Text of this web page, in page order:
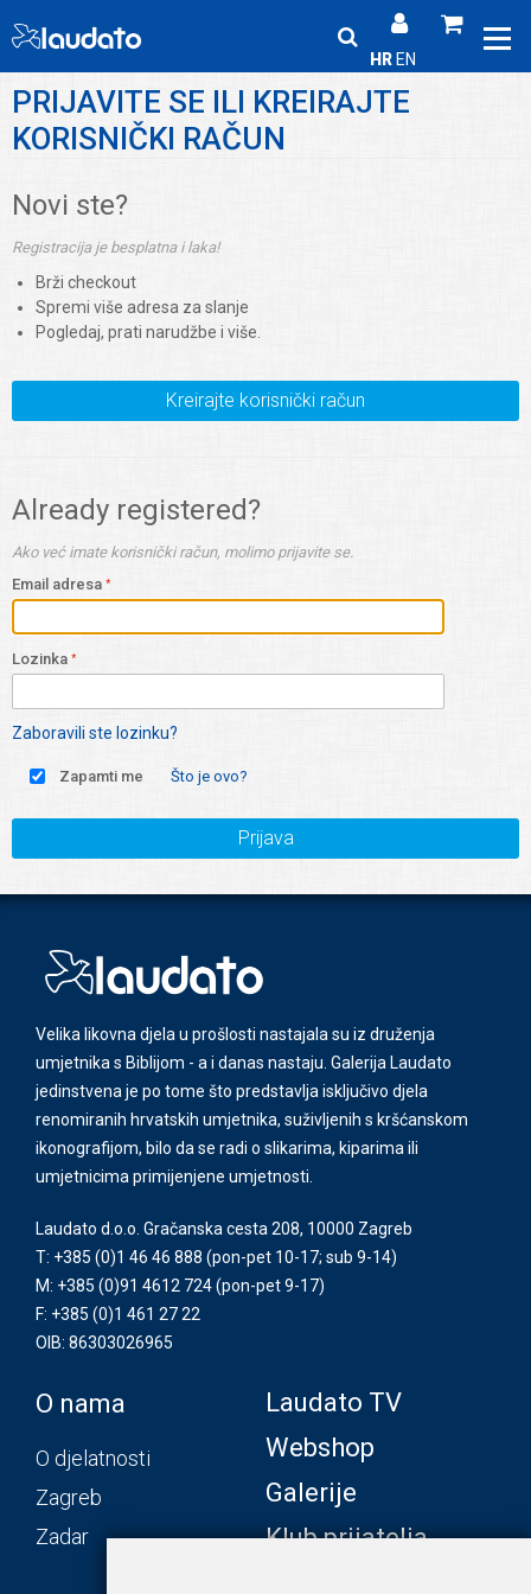
HR EN
PRIJAVITE SE ILI KREIRAJTE
KORISNIČKI RAČUN
Novi ste?
Registracija je besplatna i laka!
Brži checkout
Spremi više adresa za slanje
Pogledaj, prati narudžbe i više.
Kreirajte korisnički račun
Already registered?
Ako već imate korisnički račun, molimo prijavite se.
Email adresa
Lozinka
Zaboravili ste lozinku?
Zapamti me Što je ovo?
Prijava
Velika likovna djela u prošlosti nastajala su iz druženja
umjetnika s Biblijom - a i danas nastaju. Galerija Laudato
jedinstvena je po tome što predstavlja isključivo djela
renomiranih hrvatskih umjetnika, suživljenih s kršćanskom
ikonografijom, bilo da se radi o slikarima, kiparima ili
umjetnicima primijenjene umjetnosti.
Laudato d.o.o. Gračanska cesta 208, 10000 Zagreb
T: +385 (0)1 46 46 888 (pon-pet 10-17; sub 9-14)
M: +385 (0)91 4612 724(pon-pet 9-17)
F: +385 (0)1 461 27 22
OIB: 86303026965
O nama
O djelatnosti
Zagreb
Zadar
Laudato TV
Webshop
Galerije
Klub prijatelja